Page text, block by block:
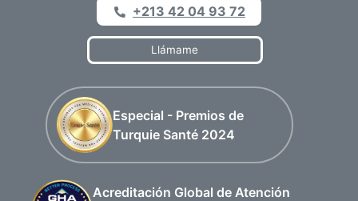
+213 42 04 93 72
Llámame
Especial - Premios de
Turquie Santé 2024
Acreditación Global de Atención